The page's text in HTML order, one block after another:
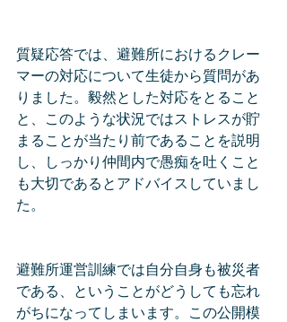
質疑応答では、避難所におけるクレー
マーの対応について生徒から質問があ
りました。毅然とした対応をとること
と、このような状況ではストレスが貯
まることが当たり前であることを説明
し、しっかり仲間内で愚痴を吐くこと
も大切であるとアドバイスしていまし
た。
避難所運営訓練では自分自身も被災者
である、ということがどうしても忘れ
がちになってしまいます。この公開模